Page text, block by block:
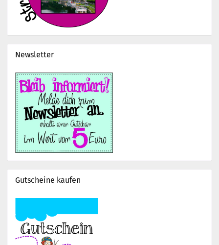
Newsletter
Gutscheine kaufen